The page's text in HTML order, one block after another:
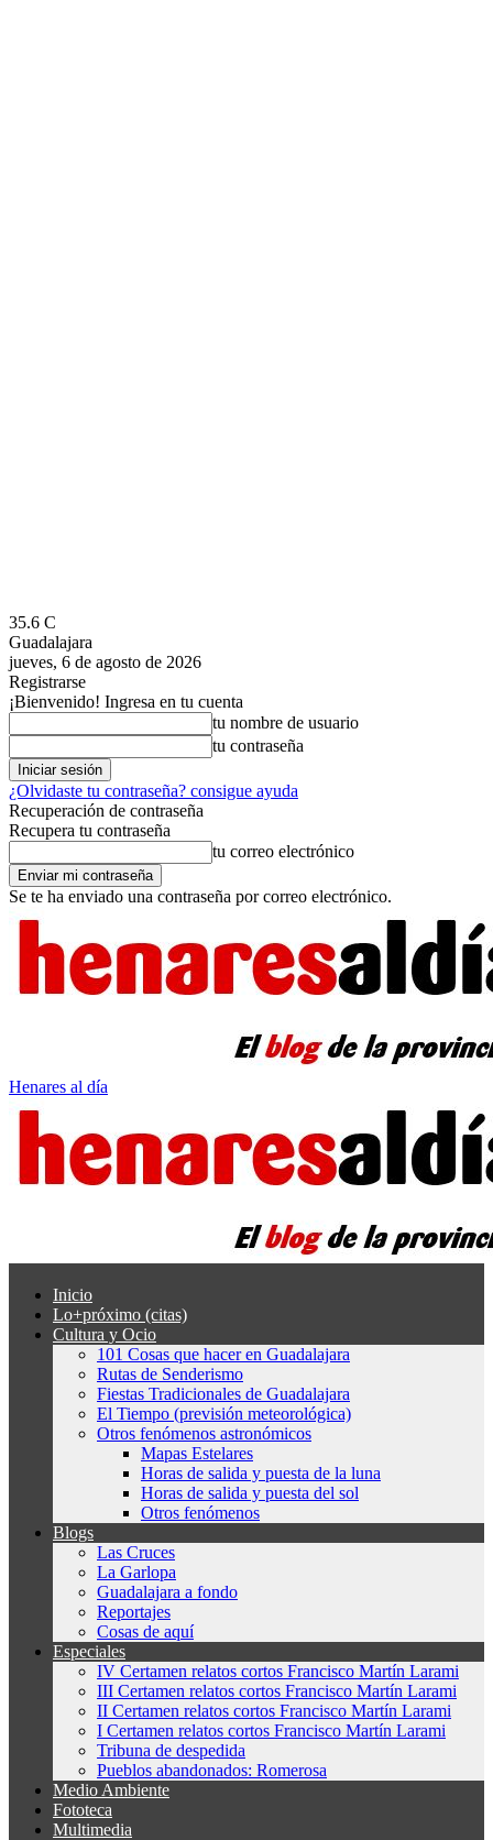
35.6 C
Guadalajara
jueves, 6 de agosto de 2026
Registrarse
¡Bienvenido! Ingresa en tu cuenta
tu nombre de usuario
tu contraseña
¿Olvidaste tu contraseña? consigue ayuda
Recuperación de contraseña
Recupera tu contraseña
tu correo electrónico
Se te ha enviado una contraseña por correo electrónico.
Henares al día
Inicio
Lo+próximo (citas)
Cultura y Ocio
101 Cosas que hacer en Guadalajara
Rutas de Senderismo
Fiestas Tradicionales de Guadalajara
El Tiempo (previsión meteorológica)
Otros fenómenos astronómicos
Mapas Estelares
Horas de salida y puesta de la luna
Horas de salida y puesta del sol
Otros fenómenos
Blogs
Las Cruces
La Garlopa
Guadalajara a fondo
Reportajes
Cosas de aquí
Especiales
IV Certamen relatos cortos Francisco Martín Larami
III Certamen relatos cortos Francisco Martín Larami
II Certamen relatos cortos Francisco Martín Larami
I Certamen relatos cortos Francisco Martín Larami
Tribuna de despedida
Pueblos abandonados: Romerosa
Medio Ambiente
Fototeca
Multimedia